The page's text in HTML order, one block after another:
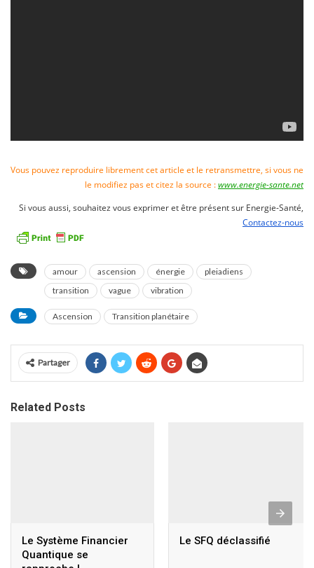
Vous pouvez reproduire librement cet article et le retransmettre, si vous ne
le modifiez pas et citez la source :www.energie-sante.net
Si vous aussi, souhaitez vous exprimer et être présent sur Energie-Santé,
Contactez-nous
amour ascension énergie
pleiadiens
transition
vague vibration
Ascension Transition planétaire
Partager
Related Posts
Le Système Financier
Quantique se
Le SFQ déclassifié